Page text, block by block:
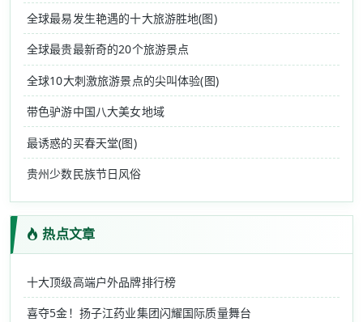
全球最易发生艳遇的十大旅游胜地(图)
全球最贵最新奇的20个旅游景点
全球10大刺激旅游景点的尖叫体验(图)
带色驴游中国八大美女地域
最诱惑的买春天堂(图)
贵州少数民族节日风俗
热点文章
十大顶级高端户外品牌排行榜
喜夺5金！扬子江药业集团闪耀国际质量舞台